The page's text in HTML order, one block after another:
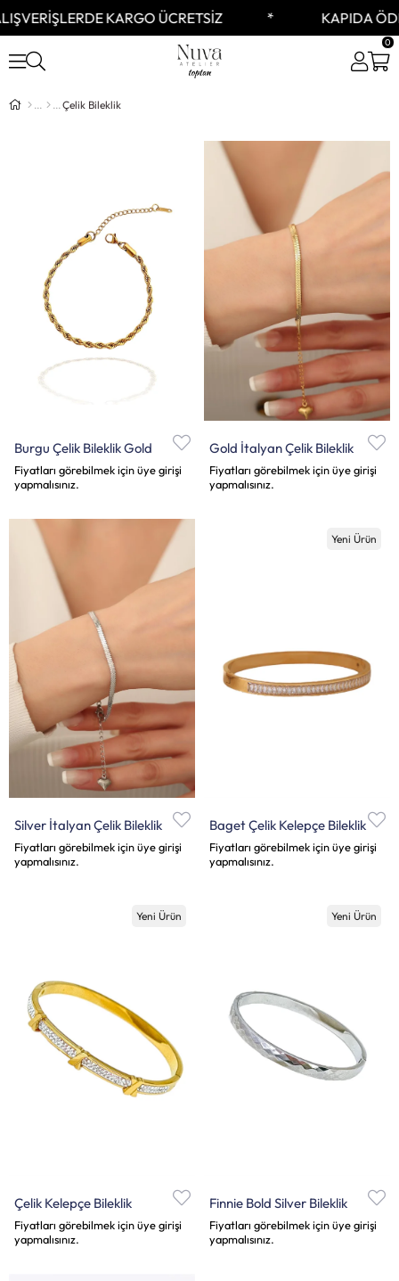
KARGO ÜCRETSİZ KAPIDA ÖDEME
0
Çelik Bileklik
Burgu Çelik Bileklik Gold
Fiyatları görebilmek için üye girişi
yapmalısınız.
Gold İtalyan Çelik Bileklik
Fiyatları görebilmek için üye girişi
yapmalısınız.
Silver İtalyan Çelik Bileklik
Fiyatları görebilmek için üye girişi
yapmalısınız.
Baget Çelik Kelepçe Bileklik
Fiyatları görebilmek için üye girişi
yapmalısınız.
Yeni Ürün
Çelik Kelepçe Bileklik
Fiyatları görebilmek için üye girişi
yapmalısınız.
Yeni Ürün
Finnie Bold Silver Bileklik
Fiyatları görebilmek için üye girişi
yapmalısınız.
Yeni Ürün